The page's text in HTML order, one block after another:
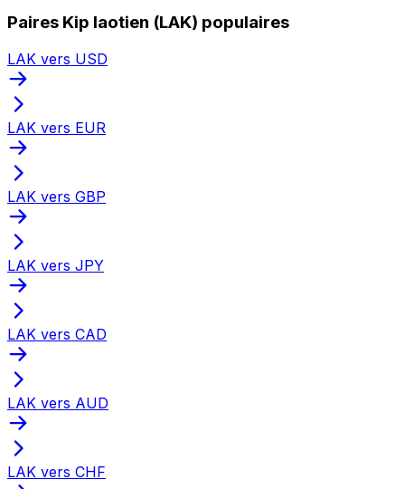
Paires Kip laotien (LAK) populaires
LAK vers USD
LAK vers EUR
LAK vers GBP
LAK vers JPY
LAK vers CAD
LAK vers AUD
LAK vers CHF